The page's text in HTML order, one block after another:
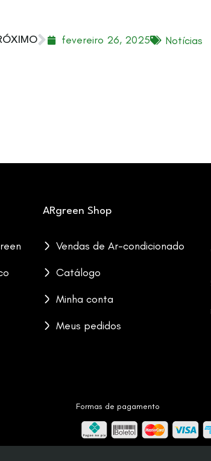
fevereiro 26, 2025 Notícias
ARgreen Shop
Vendas de Ar-condicionado
Catálogo
Minha conta
Meus pedidos